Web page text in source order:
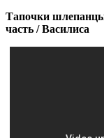
Тапочки
часть / Василиса